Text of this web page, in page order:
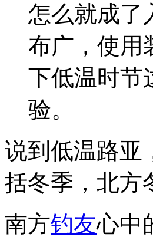
怎么就成了
布广，使用
下低温时节
验。
说到低温路亚
括冬季，北方
南方钓友心中